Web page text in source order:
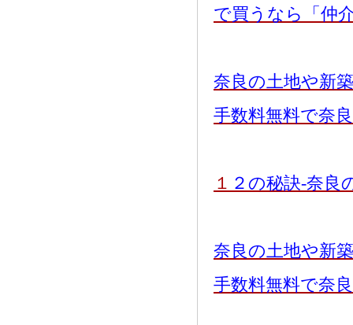
で買うなら「仲
奈良の土地や新
手数料無料で奈
１ ２の秘訣-奈良
奈良の土地や新
手数料無料で奈